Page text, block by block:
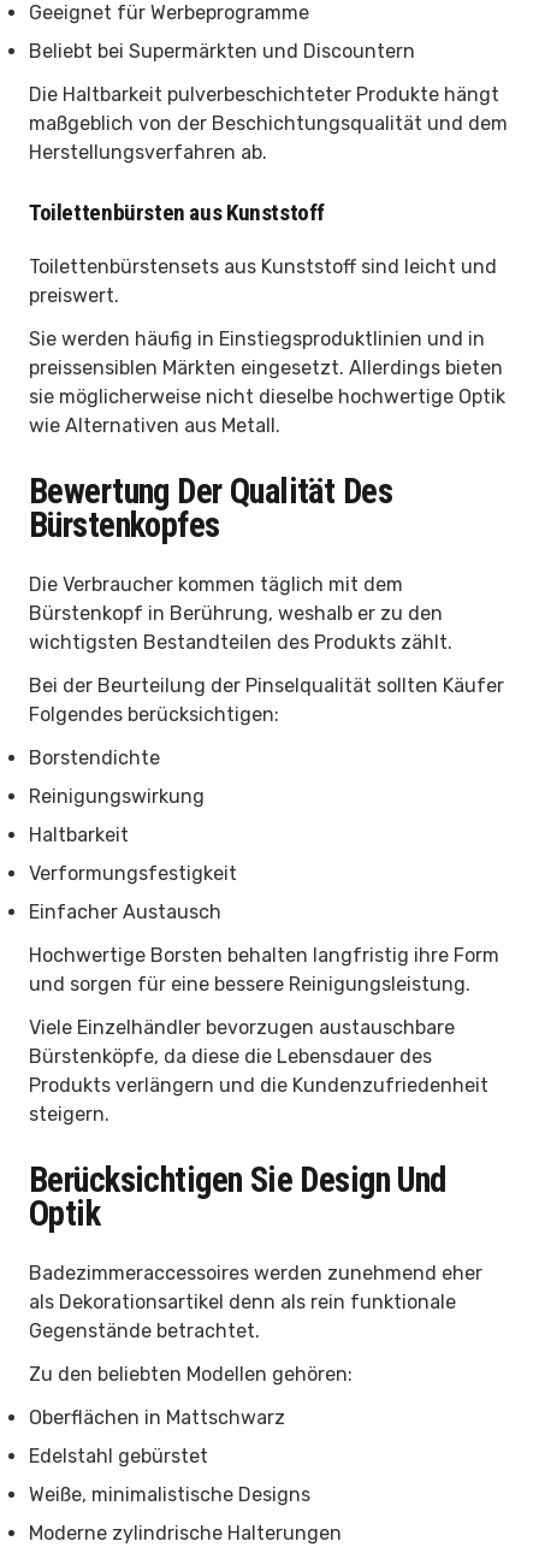
Geeignet für Werbeprogramme
Beliebt bei Supermärkten und Discountern
Die Haltbarkeit pulverbeschichteter Produkte hängt
maßgeblich von der Beschichtungsqualität und dem
Herstellungsverfahren ab.
Toilettenbürsten aus Kunststoff
Toilettenbürstensets aus Kunststoff sind leicht und
preiswert.
Sie werden häufig in Einstiegsproduktlinien und in
preissensiblen Märkten eingesetzt. Allerdings bieten
sie möglicherweise nicht dieselbe hochwertige Optik
wie Alternativen aus Metall.
Bewertung Der Qualität Des
Bürstenkopfes
Die Verbraucher kommen täglich mit dem
Bürstenkopf in Berührung, weshalb er zu den
wichtigsten Bestandteilen des Produkts zählt.
Bei der Beurteilung der Pinselqualität sollten Käufer
Folgendes berücksichtigen:
Borstendichte
Reinigungswirkung
Haltbarkeit
Verformungsfestigkeit
Einfacher Austausch
Hochwertige Borsten behalten langfristig ihre Form
und sorgen für eine bessere Reinigungsleistung.
Viele Einzelhändler bevorzugen austauschbare
Bürstenköpfe, da diese die Lebensdauer des
Produkts verlängern und die Kundenzufriedenheit
steigern.
Berücksichtigen Sie Design Und
Optik
Badezimmeraccessoires werden zunehmend eher
als Dekorationsartikel denn als rein funktionale
Gegenstände betrachtet.
Zu den beliebten Modellen gehören:
Oberflächen in Mattschwarz
Edelstahl gebürstet
Weiße, minimalistische Designs
Moderne zylindrische Halterungen